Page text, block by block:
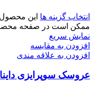
انتخاب گزینه ها این محصول
ممکن است در صفحه
نمایش سریع
افزودن به مقایسه
افزودن به علاقه مندی
عروسک سوپرایزی